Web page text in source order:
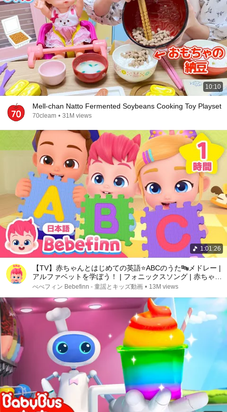
10:10
Mell-chan Natto Fermented Soybeans Cooking Toy Playset
70cleam • 31M views
1:01:26
【TV】赤ちゃんとはじめての英語⭐️ABCのうた🔤メドレー |
アルファベットを学ぼう！ | フォニックスソング | 赤ちゃん
が喜ぶ知育 | べべフィン Bebefinn - 子どもの歌
べべフィン Bebefinn - 童謡とキッズ動画 • 13M views